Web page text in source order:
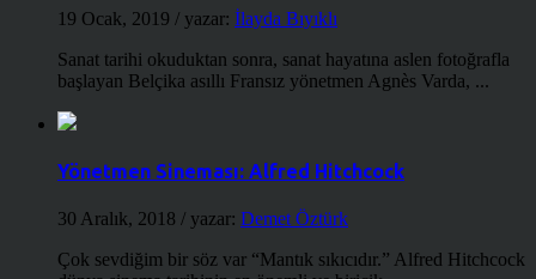
19 Ocak, 2019 / yazar: İlayda Bıyıklı
Sanat tarihi okuduktan sonra, sanat hayatına aslen fotoğrafla
başlayan Belçika asıllı Fransız yönetmen Agnès Varda, ...
Yönetmen Sineması: Alfred Hitchcock
30 Aralık, 2018 / yazar: Demet Öztürk
Çok sevdiğim bir söz var “Mantık sıkıcıdır.” Alfred Hitchcock